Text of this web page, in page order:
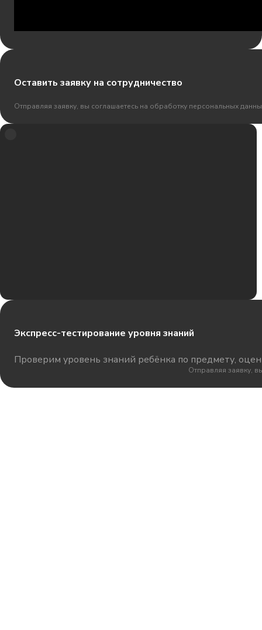
Оставить заявку на сотрудничество
Отправляя заявку, вы соглашаетесь на обработку персональных
Экспресс-тестирование уровня знаний
Проверим уровень знаний ребёнка по предмету,
Отправляя заявку,